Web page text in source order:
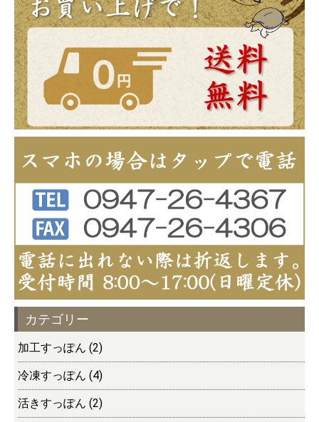
カテゴリー
加工すっぽん (2)
冷凍すっぽん (4)
活きすっぽん (2)